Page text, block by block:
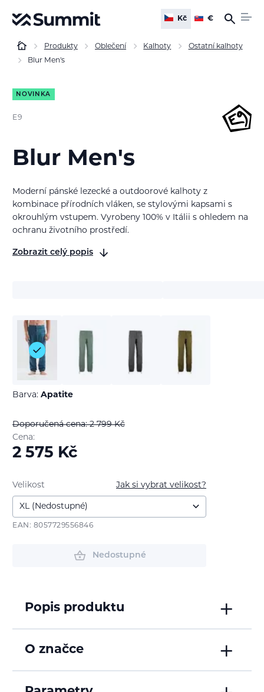
Kč €
Produkty Oblečení Kalhoty
Ostatní kalhoty
Blur Men's
NOVINKA
E9
Blur Men's
Moderní pánské lezecké a outdoorové kalhoty z
kombinace přírodních vláken, se stylovými kapsami s
okrouhlým vstupem. Vyrobeny 100% v Itálii s ohledem na
ochranu životního prostředí.
Zobrazit celý popis
Barva: Apatite
Doporučená cena: 2 799Kč
Cena:
2 575 Kč
Jak si vybrat velikost?
Velikost
EAN: 8057729556846
Nedostupné
Popis produktu
O značce